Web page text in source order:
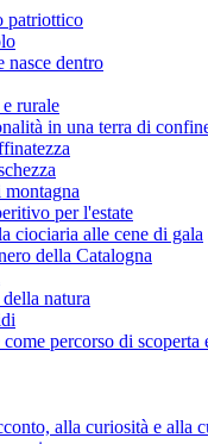
patriottico
nasce dentro
rurale
in una terra di
per l'estate
ciociaria alle cene di gala
della Catalogna
natura
percorso di scoperta
alla curiosità e alla